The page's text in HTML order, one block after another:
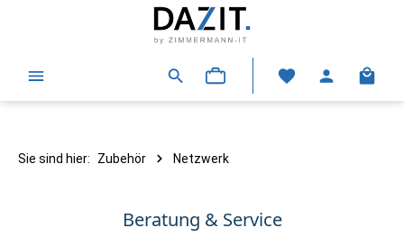
Sie sind hier: Zubehör Netzwerk
Beratung & Service